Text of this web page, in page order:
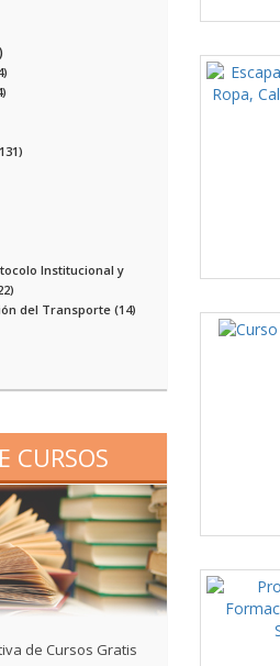
)
)
)
131)
Institucional y
)
del Transporte (14)
CURSOS
de Cursos Gratis